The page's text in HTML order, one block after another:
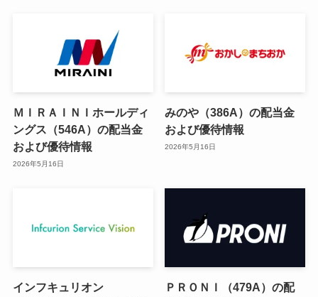
ＭＩＲＡＩＮＩホールディ
ングス（546A）の配当金
および優待情報
2026年5月16日
みのや（386A）の配当金
および優待情報
2026年5月16日
インフキュリオン
ＰＲＯＮＩ（479A）の配